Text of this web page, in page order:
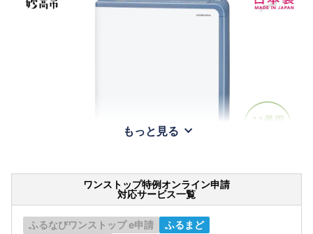
もっと見る
ワンストップ特例オンライン申請
対応サービス一覧
ふるなびワンストップ e申請
ふるまど